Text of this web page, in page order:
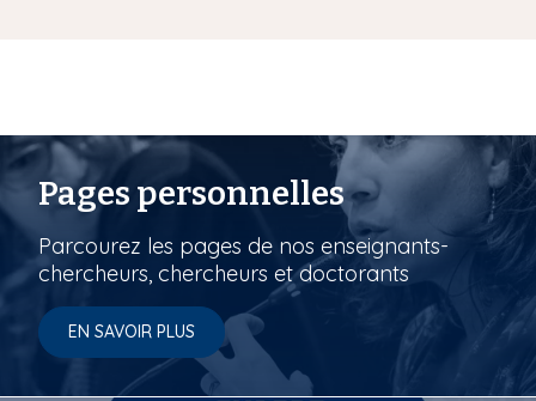
Pages personnelles
Parcourez les pages de nos enseignants-
chercheurs, chercheurs et doctorants
EN SAVOIR PLUS